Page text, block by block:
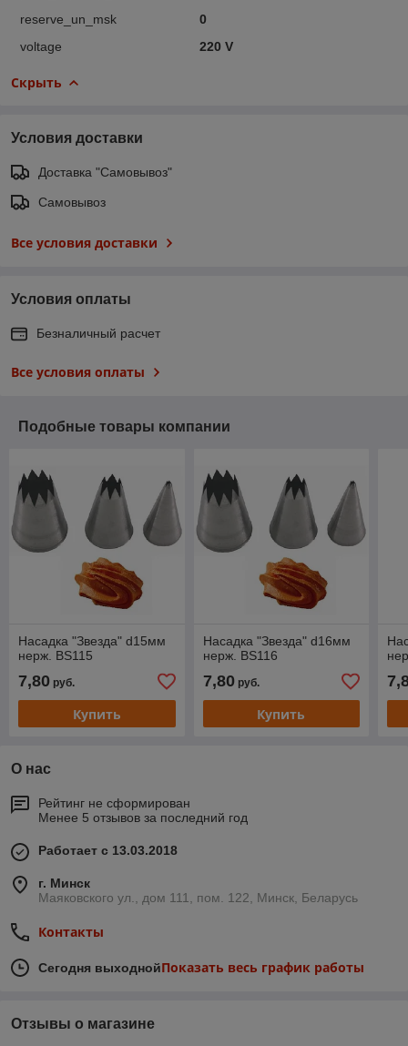
reserve_un_msk
0
voltage
220 V
Скрыть
Условия доставки
Доставка "Самовывоз"
Самовывоз
Все условия доставки
Условия оплаты
Безналичный расчет
Все условия оплаты
Подобные товары компании
Насадка "Звезда" d15мм
нерж. BS115
7,80 руб.
Купить
Насадка "Звезда" d16мм
нерж. BS116
7,80руб.
Купить
О нас
Рейтинг не сформирован
Менее 5 отзывов за последний год
Работает с 13.03.2018
г. Минск
Маяковского ул., дом 111, пом. 122, Минск, Беларусь
Контакты
Сегодня выходнойПоказать весь график работы
Отзывы о магазине